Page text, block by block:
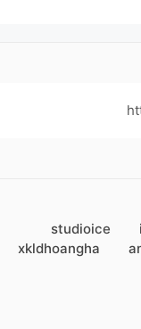
studioice
xkldhoangha